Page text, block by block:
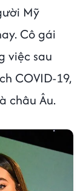
Mỹ
Cô gái
việc sau
COVID-19,
châu Âu.